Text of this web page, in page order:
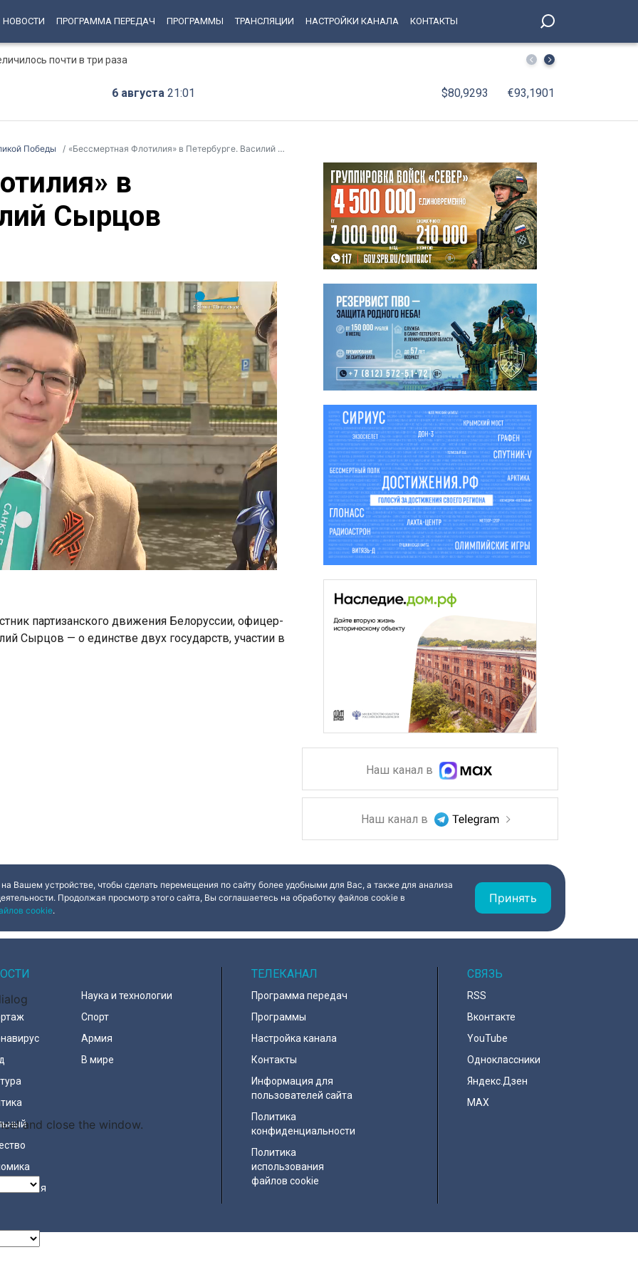
НОВОСТИ ПРОГРАММА ПЕРЕДАЧ ПРОГРАММЫ ТРАНСЛЯЦИИ НАСТРОЙКИ КАНАЛА КОНТАКТЫ
почти в три раза СКА подписал пробный контракт с Игорем Ларионовым
6 августа 21:01 $80,9293 €93,1901
Победы «Бессмертная Флотилия» в Петербурге. Василий Сырцов
в
Сырцов
and close the window.
партизанского движения Белоруссии, офицер-
Сырцов — о единстве двух государств, участии в
Наш канал в
Наш канал в
Вашем устройстве, чтобы сделать перемещения по сайту более удобными для Вас, а также для анализа
Продолжая просмотр этого сайта, Вы соглашаетесь на обработку файлов cookie в
cookie.
Принять
Наука и технологии
Спорт
Армия
В мире
ТЕЛЕКАНАЛ
Программа передач
Программы
Настройка канала
Контакты
Информация для
пользователей сайта
Политика
конфиденциальности
Политика
использования
файлов cookie
СВЯЗЬ
RSS
Вконтакте
YouTube
Одноклассники
Яндекс.Дзен
MAX